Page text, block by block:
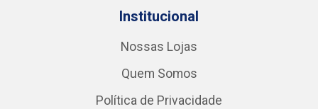
Institucional
Nossas Lojas
Quem Somos
Política de Privacidade